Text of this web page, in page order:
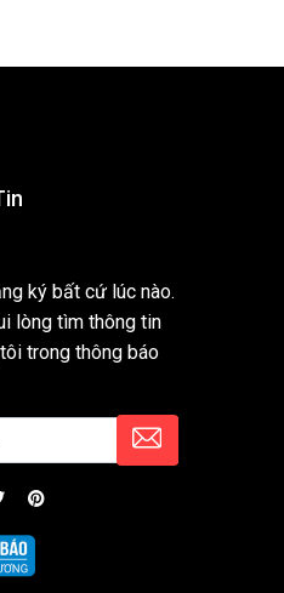
ký bất cứ lúc nào.
lòng tìm thông tin
trong thông báo